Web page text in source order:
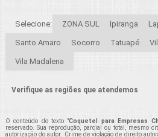
Selecione: ZONA SUL Ipiranga
Santo Amaro Socorro Tatuapé
Vila Madalena
Verifique as regiões que atendemos
O conteúdo do texto "Coquetel para Empresas
reservado. Sua reprodução, parcial ou total, mesmo
autorização do autor. Crime de violação de direito